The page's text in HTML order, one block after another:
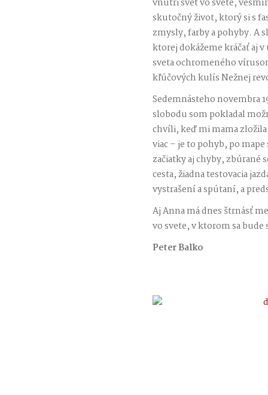
vnútri svet vo svete,
skutočný život, ktorý si s
zmysly, farby a pohyby. A
ktorej dokážeme kráčať aj
sveta ochromeného
kľúčových kulís Nežnej
Sedemnásteho novembra
slobodu som pokladal
chvíli, keď mi mama
viac – je to pohyb, po
začiatky aj chyby, zbúrané
cesta, žiadna testovacia
vystrašení a spútaní, a
Aj Anna má dnes štrnásť
vo svete, v ktorom sa
Peter Balko